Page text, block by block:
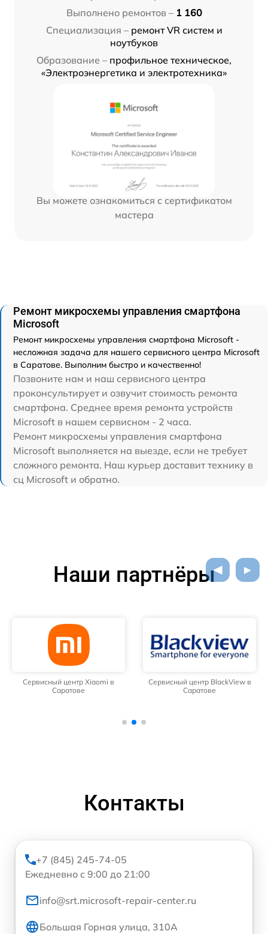
Выполнено ремонтов – 1 160
Специализация – ремонт VR систем и
ноутбуков
Образование – профильное техническое,
«Электроэнергетика и электротехника»
Вы можете ознакомиться с сертификатом
мастера
Ремонт микросхемы управления смартфона
Microsoft
Ремонт микросхемы управления смартфона Microsoft -
несложная задача для нашего сервисного центра Microsoft
в Саратове. Выполним быстро и качественно!
Позвоните нам и наш сервисного центра
проконсультирует и озвучит стоимость ремонта
смартфона. Среднее время ремонта устройств
Microsoft в нашем сервисном - 2 часа.
Ремонт микросхемы управления смартфона
Microsoft выполняется на выезде, если не требует
сложного ремонта. Наш курьер доставит технику в
сц Microsoft и обратно.
Наши партнёры
Сервисный центр Xiaomi в
Саратове
Сервисный центр BlackView в
Саратове
Контакты
+7 (845) 245-74-05
Ежедневно с 9:00 до 21:00
info@srt.microsoft-repair-center.ru
Большая Горная улица, 310А